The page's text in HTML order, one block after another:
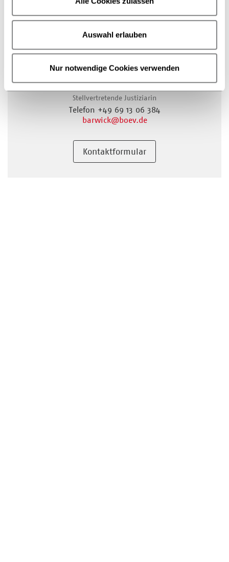
Auswahl erlauben
Nur notwendige Cookies verwenden
Susanne Barwick
Stellvertretende Justiziarin
Telefon +49 69 13 06 384
barwick@boev.de
Kontaktformular